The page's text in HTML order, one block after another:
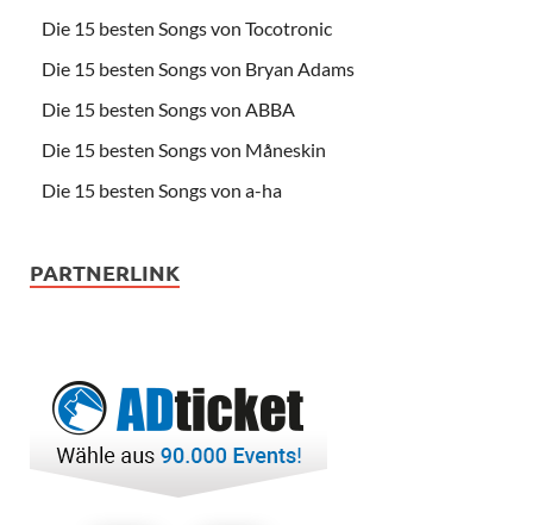
Die 15 besten Songs von Tocotronic
Die 15 besten Songs von Bryan Adams
Die 15 besten Songs von ABBA
Die 15 besten Songs von Måneskin
Die 15 besten Songs von a-ha
PARTNERLINK